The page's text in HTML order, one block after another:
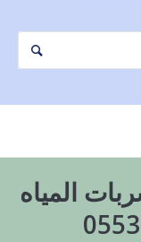
المياه